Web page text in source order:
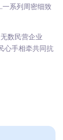
系列周密细致
数民营企业
心手相牵共同抗